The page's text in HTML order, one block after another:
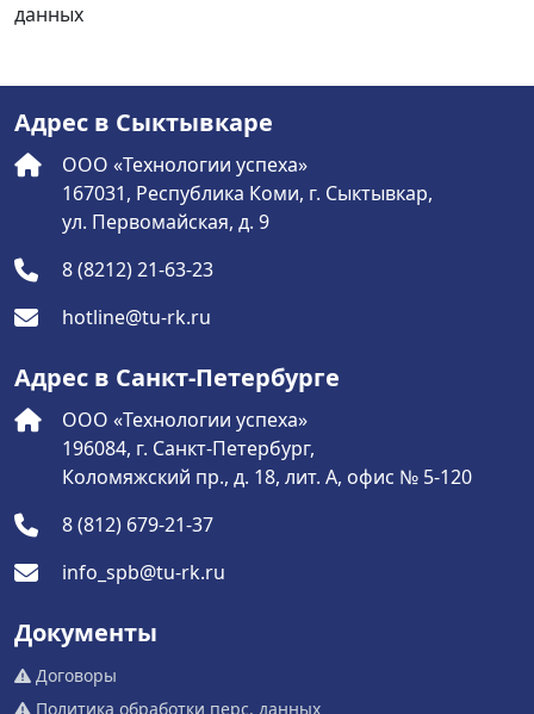
данных
Адрес в Сыктывкаре
ООО «Технологии успеха»
167031, Республика Коми, г. Сыктывкар,
ул. Первомайская, д. 9
8 (8212) 21-63-23
hotline@tu-rk.ru
Адрес в Санкт-Петербурге
ООО «Технологии успеха»
196084, г. Санкт-Петербург,
Коломяжский пр., д. 18, лит. А, офис № 5-120
8 (812) 679-21-37
info_spb@tu-rk.ru
Документы
Договоры
Политика обработки перс. данных